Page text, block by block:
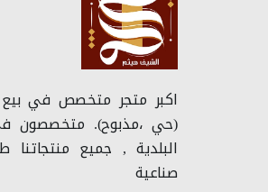
اكبر متجر متخصص في بيع
(حي ،مذبوح). متخصصون
البلدية , جميع
صناعية